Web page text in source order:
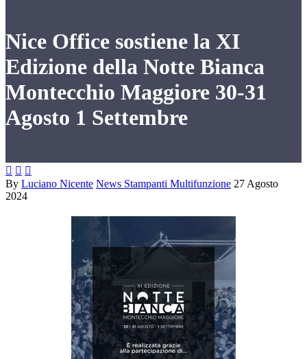
Nice Office sostiene la XI
Edizione della Notte Bianca
Montecchio Maggiore 30-31
Agosto 1 Settembre
  
By Luciano Nicente News Stampanti Multifunzione 27 Agosto
2024